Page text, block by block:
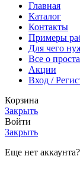
Главная
Каталог
Контакты
Примеры
Для чего
Все о
Акции
Вход /
Корзина
Закрыть
Войти
Закрыть
Еще нет аккаунта?